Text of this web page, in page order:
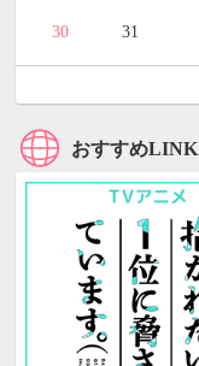
30 31
おすすめLINK